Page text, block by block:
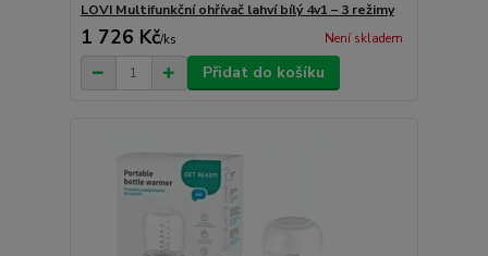
LOVI Multifunkční ohřívač lahví bílý 4v1 – 3 režimy
1 726 Kč/ks Není skladem
Přidat do košíku